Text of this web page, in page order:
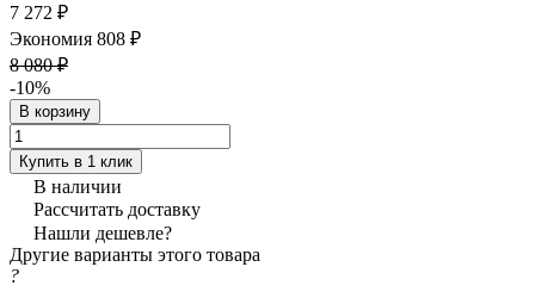
7 272 ₽
Экономия 808 ₽
8 080 ₽
-10%
В корзину
Купить в 1 клик
В наличии
Рассчитать доставку
Нашли дешевле?
Другие варианты этого товара
?